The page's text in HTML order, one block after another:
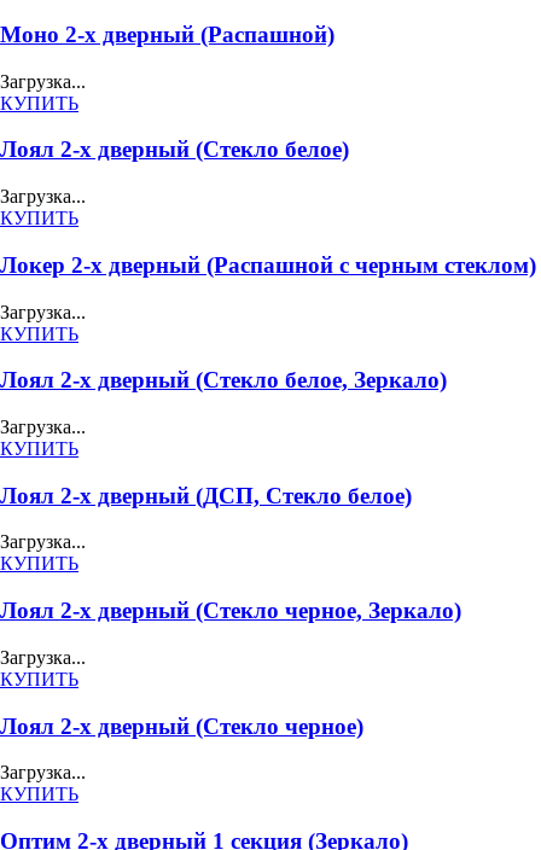
Моно 2-х дверный (Распашной)
Загрузка...
КУПИТЬ
Лоял 2-х дверный (Стекло белое)
Загрузка...
КУПИТЬ
Локер 2-х дверный (Распашной с черным стеклом)
Загрузка...
КУПИТЬ
Лоял 2-х дверный (Стекло белое, Зеркало)
Загрузка...
КУПИТЬ
Лоял 2-х дверный (ДСП, Стекло белое)
Загрузка...
КУПИТЬ
Лоял 2-х дверный (Стекло черное, Зеркало)
Загрузка...
КУПИТЬ
Лоял 2-х дверный (Стекло черное)
Загрузка...
КУПИТЬ
Оптим 2-х дверный 1 секция (Зеркало)